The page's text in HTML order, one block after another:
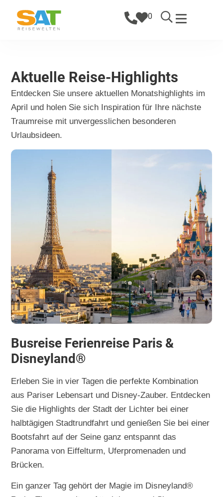
0
Aktuelle Reise-Highlights
Entdecken Sie unsere aktuellen Monatshighlights im
April und holen Sie sich Inspiration für Ihre nächste
Traumreise mit unvergesslichen besonderen
Urlaubsideen.
Busreise Ferienreise Paris &
Disneyland®
Erleben Sie in vier Tagen die perfekte Kombination
aus Pariser Lebensart und Disney-Zauber. Entdecken
Sie die Highlights der Stadt der Lichter bei einer
halbtägigen Stadtrundfahrt und genießen Sie bei einer
Bootsfahrt auf der Seine ganz entspannt das
Panorama von Eiffelturm, Uferpromenaden und
Brücken.
Ein ganzer Tag gehört der Magie im Disneyland®